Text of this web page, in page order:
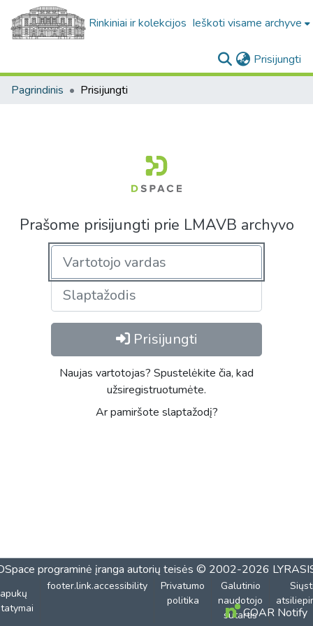
Rinkiniai ir kolekcijos Ieškoti visame archyve
Prisijungti
Pagrindinis Prisijungti
Prašome prisijungti prie LMAVB archyvo
Prisijungti
Naujas vartotojas? Spustelėkite čia, kad
užsiregistruotumėte.
Ar pamiršote slaptažodį?
programinė įranga autorių teisės © 2002-2026
footer.link.accessibility
Privatumo
politika
Galutinio
naudotojo
sutartisCOAR Notify